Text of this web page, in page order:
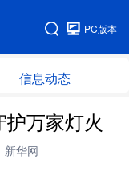
PC版本
信息动态
万家灯火
新华网